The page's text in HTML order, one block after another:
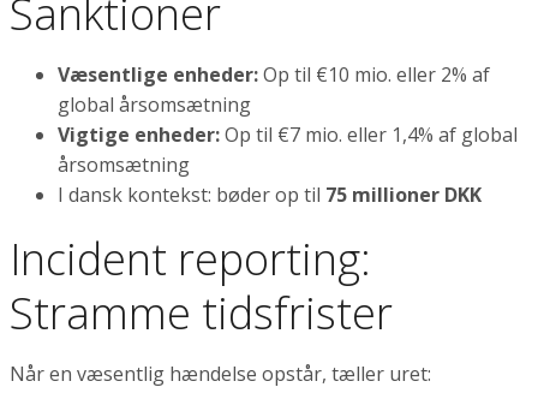
Sanktioner
Væsentlige enheder:Op til €10 mio. eller 2% af
global årsomsætning
Vigtige enheder:Op til €7 mio. eller 1,4% af global
årsomsætning
I dansk kontekst: bøder op til 75 millioner DKK
Incident reporting:
Stramme tidsfrister
Når en væsentlig hændelse opstår, tæller uret: